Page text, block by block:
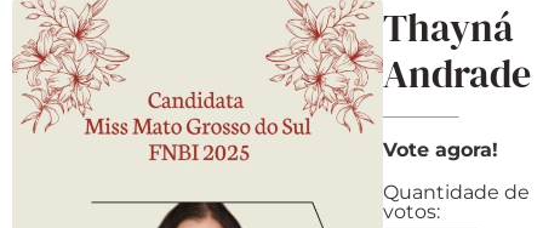
Thayná
Andrade
Vote agora!
Quantidade de
votos: